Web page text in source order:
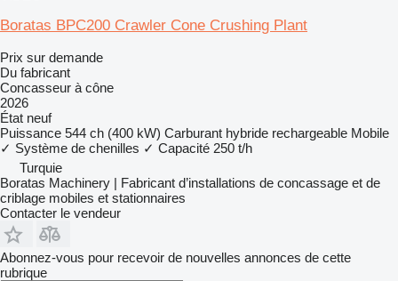
Boratas BPC200 Crawler Cone Crushing Plant
Prix sur demande
Du fabricant
Concasseur à cône
2026
État neuf
Puissance 544 ch (400 kW) Carburant hybride rechargeable Mobile
✓ Système de chenilles ✓ Capacité 250 t/h
Turquie
Boratas Machinery | Fabricant d’installations de concassage et de
criblage mobiles et stationnaires
Contacter le vendeur
Abonnez-vous pour recevoir de nouvelles annonces de cette
rubrique